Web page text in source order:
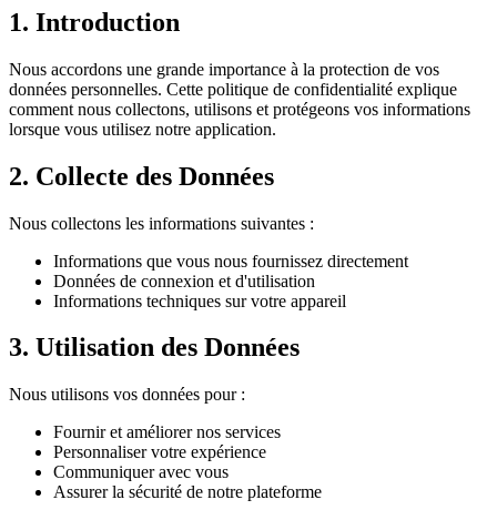
1. Introduction
Nous accordons une grande importance à la protection de vos
données personnelles. Cette politique de confidentialité explique
comment nous collectons, utilisons et protégeons vos informations
lorsque vous utilisez notre application.
2. Collecte des Données
Nous collectons les informations suivantes :
Informations que vous nous fournissez directement
Données de connexion et d'utilisation
Informations techniques sur votre appareil
3. Utilisation des Données
Nous utilisons vos données pour :
Fournir et améliorer nos services
Personnaliser votre expérience
Communiquer avec vous
Assurer la sécurité de notre plateforme